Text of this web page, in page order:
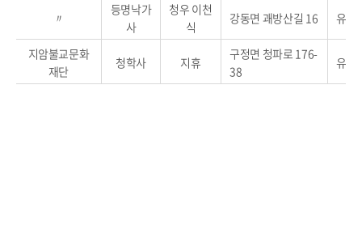
〃
등명낙가
사
청우 이천
식
강동면 괘방산길 16 유형
지암불교문화
재단
청학사 지휴
구정면 청파로 176-
38
유형